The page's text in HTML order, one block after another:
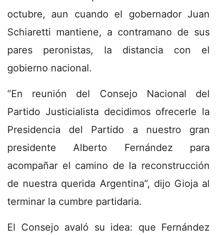
octubre, aun cuando el gobernador Juan
Schiaretti mantiene, a contramano de sus
pares peronistas, la distancia con el
gobierno nacional.
“En reunión del Consejo Nacional del
Partido Justicialista decidimos ofrecerle la
Presidencia del Partido a nuestro gran
presidente Alberto Fernández para
acompañar el camino de la reconstrucción
de nuestra querida Argentina”, dijo Gioja al
terminar la cumbre partidaria.
El Consejo avaló su idea: que Fernández